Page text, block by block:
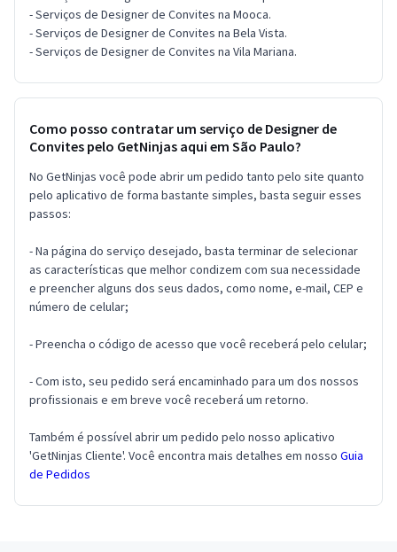
- Serviços de Designer de Convites na Mooca.
- Serviços de Designer de Convites na Bela Vista.
- Serviços de Designer de Convites na Vila Mariana.
Como posso contratar um serviço de Designer de
Convites pelo GetNinjas aqui em São Paulo?
No GetNinjas você pode abrir um pedido tanto pelo site quanto
pelo aplicativo de forma bastante simples, basta seguir esses
passos:
- Na página do serviço desejado, basta terminar de selecionar
as características que melhor condizem com sua necessidade
e preencher alguns dos seus dados, como nome, e-mail, CEP e
número de celular;
- Preencha o código de acesso que você receberá pelo celular;
- Com isto, seu pedido será encaminhado para um dos nossos
profissionais e em breve você receberá um retorno.
Também é possível abrir um pedido pelo nosso aplicativo
'GetNinjas Cliente'. Você encontra mais detalhes em nosso Guia
de Pedidos